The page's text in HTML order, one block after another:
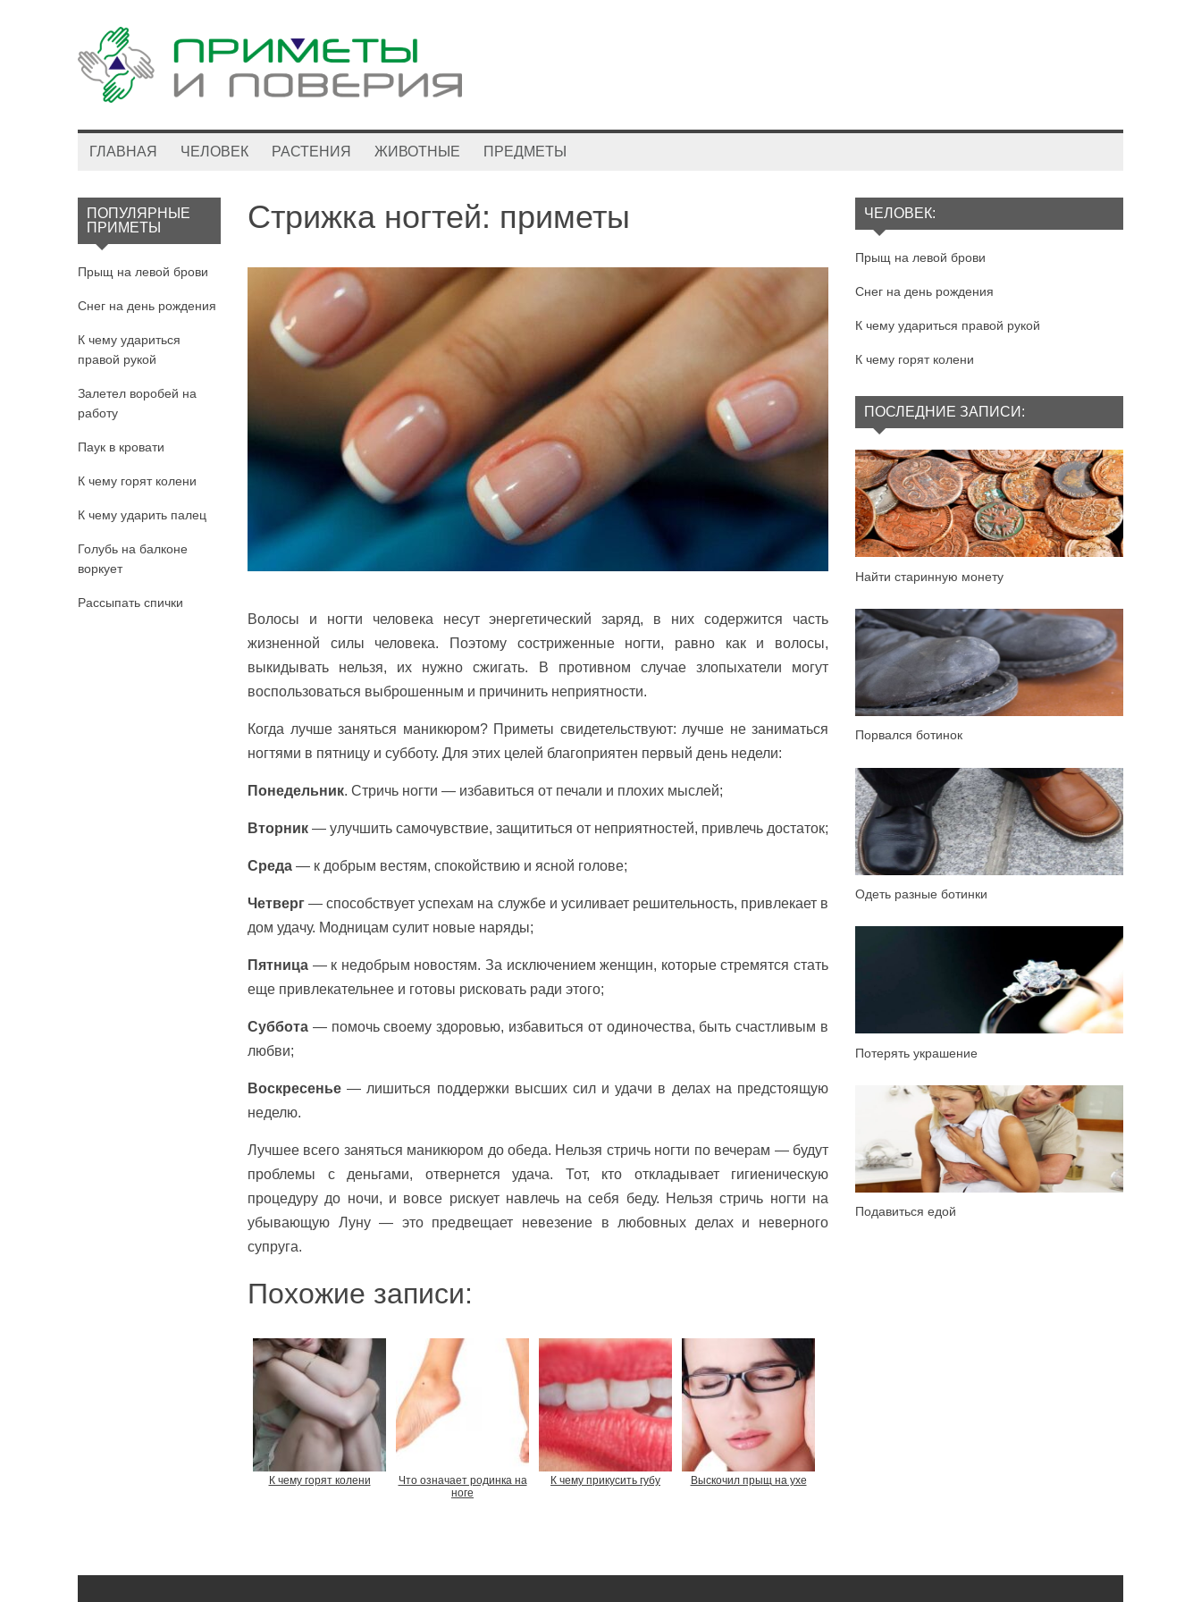
ГЛАВНАЯ ЧЕЛОВЕК РАСТЕНИЯ ЖИВОТНЫЕ ПРЕДМЕТЫ
ПОПУЛЯРНЫЕ
ПРИМЕТЫ
Прыщ на левой брови
Снег на день рождения
К чему удариться
правой рукой
Залетел воробей на
работу
Паук в кровати
К чему горят колени
К чему ударить палец
Голубь на балконе
воркует
Рассыпать спички
Стрижка ногтей: приметы
Волосы и ногти человека несут энергетический заряд, в них содержится часть
жизненной силы человека. Поэтому состриженные ногти, равно как и волосы,
выкидывать нельзя, их нужно сжигать. В противном случае злопыхатели могут
воспользоваться выброшенным и причинить неприятности.
Когда лучше заняться маникюром? Приметы свидетельствуют: лучше не заниматься
ногтями в пятницу и субботу. Для этих целей благоприятен первый день недели:
Понедельник. Стричь ногти — избавиться от печали и плохих мыслей;
Вторник — улучшить самочувствие, защититься от неприятностей, привлечь достаток;
Среда — к добрым вестям, спокойствию и ясной голове;
Четверг — способствует успехам на службе и усиливает решительность, привлекает в
дом удачу. Модницам сулит новые наряды;
Пятница — к недобрым новостям. За исключением женщин, которые стремятся стать
еще привлекательнее и готовы рисковать ради этого;
Суббота — помочь своему здоровью, избавиться от одиночества, быть счастливым в
любви;
Воскресенье — лишиться поддержки высших сил и удачи в делах на предстоящую
неделю.
Лучшее всего заняться маникюром до обеда. Нельзя стричь ногти по вечерам — будут
проблемы с деньгами, отвернется удача. Тот, кто откладывает гигиеническую
процедуру до ночи, и вовсе рискует навлечь на себя беду. Нельзя стричь ногти на
убывающую Луну — это предвещает невезение в любовных делах и неверного
супруга.
Похожие записи:
К чему горят колени
Что означает родинка на
ноге
К чему прикусить губу Выскочил прыщ на ухе
ЧЕЛОВЕК:
Прыщ на левой брови
Снег на день рождения
К чему удариться правой рукой
К чему горят колени
ПОСЛЕДНИЕ ЗАПИСИ:
Найти старинную монету
Порвался ботинок
Одеть разные ботинки
Потерять украшение
Подавиться едой